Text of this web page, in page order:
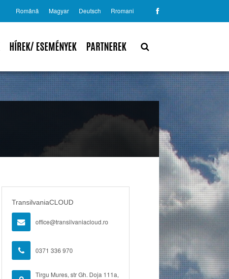
Română Magyar Deutsch Rromani
HÍREK/ ESEMÉNYEK PARTNEREK
TransilvaniaCLOUD
office@transilvaniacloud.ro
0371 336 970
Tirgu Mures, str Gh. Doja 111a,